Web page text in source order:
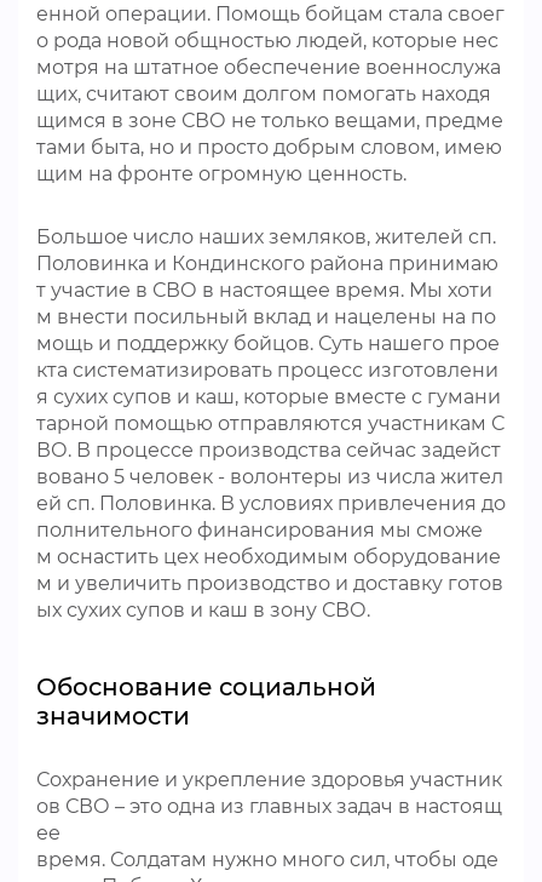
енной операции. Помощь бойцам стала своег
о рода новой общностью людей, которые нес
мотря на штатное обеспечение военнослужа
щих, считают своим долгом помогать находя
щимся в зоне СВО не только вещами, предме
тами быта, но и просто добрым словом, имею
щим на фронте огромную ценность.
Большое число наших земляков, жителей сп.
Половинка и Кондинского района принимаю
т участие в СВО в настоящее время. Мы хоти
м внести посильный вклад и нацелены на по
мощь и поддержку бойцов. Суть нашего прое
кта систематизировать процесс изготовлени
я сухих супов и каш, которые вместе с гумани
тарной помощью отправляются участникам С
ВО. В процессе производства сейчас задейст
вовано 5 человек - волонтеры из числа жител
ей сп. Половинка. В условиях привлечения до
полнительного финансирования мы сможе
м оснастить цех необходимым оборудование
м и увеличить производство и доставку готов
ых сухих супов и каш в зону СВО.
Обоснование социальной
значимости
Сохранение и укрепление здоровья участник
ов СВО – это одна из главных задач в настоящ
ее
время. Солдатам нужно много сил, чтобы оде